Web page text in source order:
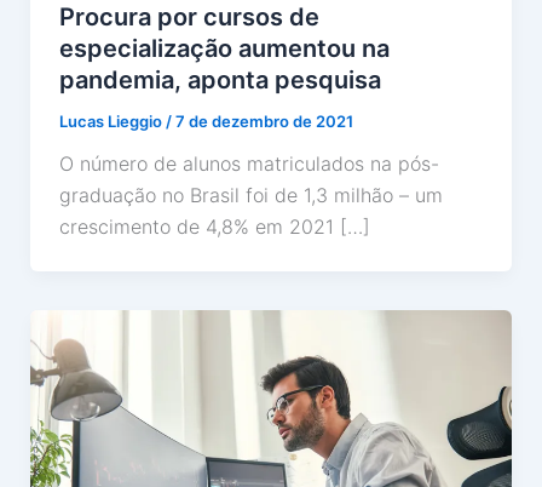
Procura por cursos de
especialização aumentou na
pandemia, aponta pesquisa
Lucas Lieggio /7 de dezembro de 2021
O número de alunos matriculados na pós-
graduação no Brasil foi de 1,3 milhão – um
crescimento de 4,8% em 2021 […]